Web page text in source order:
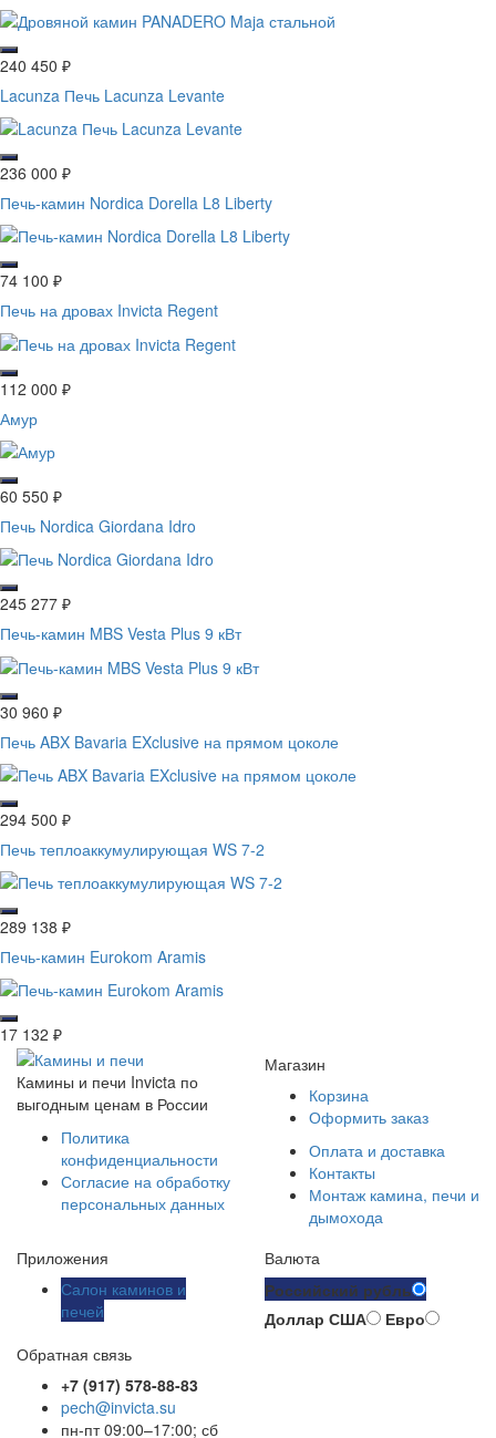
240 450 ₽
Lacunza Печь Lacunza Levante
236 000 ₽
Печь-камин Nordica Dorella L8 Liberty
74 100 ₽
Печь на дровах Invicta Regent
112 000 ₽
Амур
60 550 ₽
Печь Nordica Giordana Idro
245 277 ₽
Печь-камин MBS Vesta Plus 9 кВт
30 960 ₽
Печь ABX Bavaria EXclusive на прямом цоколе
294 500 ₽
Печь теплоаккумулирующая WS 7-2
289 138 ₽
Печь-камин Eurokom Aramis
17 132 ₽
Камины и печи Invicta по
выгодным ценам в России
Политика
конфиденциальности
Согласие на обработку
персональных данных
Магазин
Корзина
Оформить заказ
Оплата и доставка
Контакты
Монтаж камина, печи и
дымохода
Приложения
Салон каминов и
печей
Валюта
Российский рубль
Доллар США
Евро
Обратная связь
+7 (917) 578-88-83
pech@invicta.su
пн-пт 09:00–17:00; сб